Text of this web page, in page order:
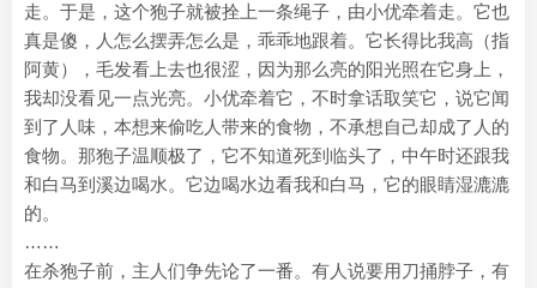
走。于是，这个狍子就被拴上一条绳子，由小优牵着走。它也
真是傻，人怎么摆弄怎么是，乖乖地跟着。它长得比我高（指
阿黄），毛发看上去也很涩，因为那么亮的阳光照在它身上，
我却没看见一点光亮。小优牵着它，不时拿话取笑它，说它闻
到了人味，本想来偷吃人带来的食物，不承想自己却成了人的
食物。那狍子温顺极了，它不知道死到临头了，中午时还跟我
和白马到溪边喝水。它边喝水边看我和白马，它的眼睛湿漉漉
的。
……
在杀狍子前，主人们争先论了一番。有人说要用刀捅脖子，有